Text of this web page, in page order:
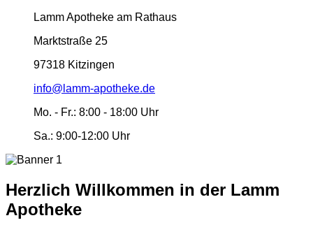
Lamm Apotheke am Rathaus
Marktstraße 25
97318 Kitzingen
info@lamm-apotheke.de
Mo. - Fr.: 8:00 - 18:00 Uhr
Sa.: 9:00-12:00 Uhr
Herzlich Willkommen in der Lamm
Apotheke